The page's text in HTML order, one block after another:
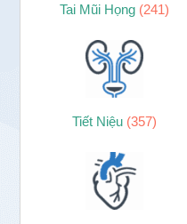
Tai Mũi Họng (241)
Tiết Niệu (357)